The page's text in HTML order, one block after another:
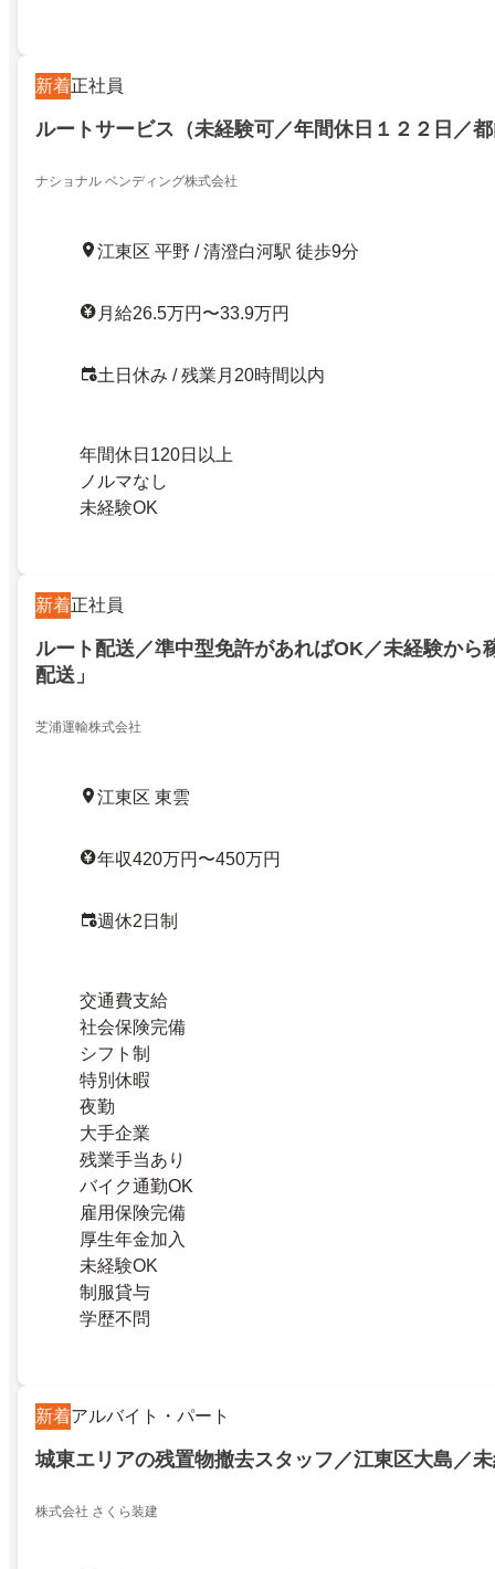
新着正社員
ルートサービス（未経験可／年間休日１２２日／
ナショナル ベンディング株式会社
江東区 平野 / 清澄白河駅 徒歩9分
月給26.5万円〜33.9万円
土日休み / 残業月20時間以内
年間休日120日以上
ノルマなし
未経験OK
新着正社員
ルート配送／準中型免許があればOK／未経験から
配送」
芝浦運輸株式会社
江東区 東雲
年収420万円〜450万円
週休2日制
交通費支給
社会保険完備
シフト制
特別休暇
夜勤
大手企業
残業手当あり
バイク通勤OK
雇用保険完備
厚生年金加入
未経験OK
制服貸与
学歴不問
新着アルバイト・パート
城東エリアの残置物撤去スタッフ／江東区大島／
株式会社 さくら装建